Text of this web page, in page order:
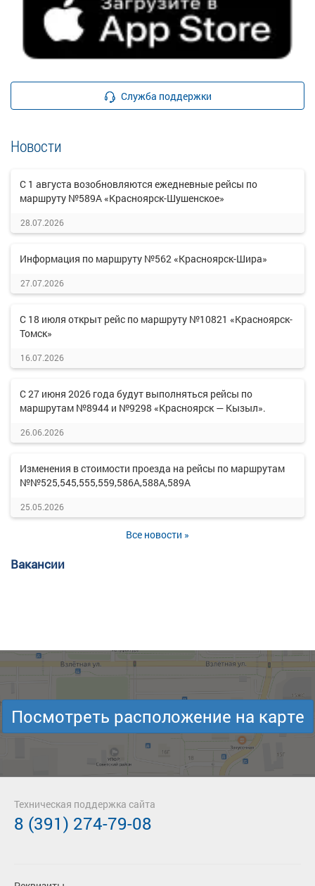
Служба поддержки
Новости
С 1 августа возобновляются ежедневные рейсы по
маршруту №589А «Красноярск-Шушенское»
28.07.2026
Информация по маршруту №562 «Красноярск-Шира»
27.07.2026
С 18 июля открыт рейс по маршруту №10821 «Красноярск-
Томск»
16.07.2026
С 27 июня 2026 года будут выполняться рейсы по
маршрутам №8944 и №9298 «Красноярск — Кызыл».
26.06.2026
Изменения в стоимости проезда на рейсы по маршрутам
№№525,545,555,559,586А,588А,589А
25.05.2026
Все новости »
Вакансии
Посмотреть расположение на карте
Техническая поддержка сайта
8 (391) 274-79-08